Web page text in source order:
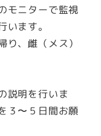
モニターで監視
います。
り、雌（メス）
説明を行いま
３〜５日間お願